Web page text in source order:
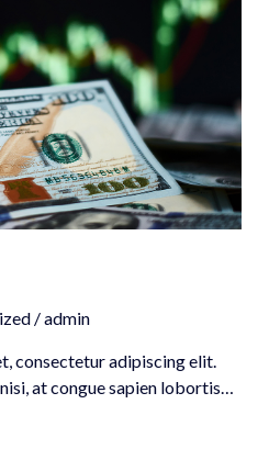
/admin
consectetur adipiscing elit.
at congue sapien lobortis…